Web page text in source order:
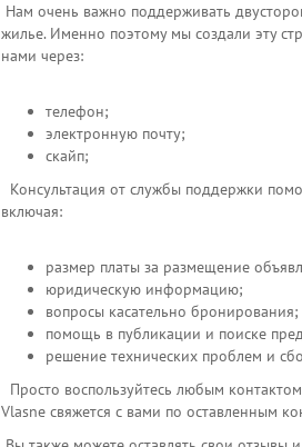
Нам очень важно поддерживать
жилье. Именно поэтому мы создали эту
нами через:
телефон;
электронную почту;
скайп;
Консультация от службы поддержки
включая:
размер платы за размещение
юридическую информацию;
вопросы касательно бронирования;
помощь в публикации и поиске
решение технических проблем и
Просто воспользуйтесь любым
Vlasne свяжется с вами по оставленным